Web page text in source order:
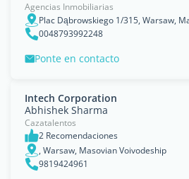
Agencias Inmobiliarias
Plac Dąbrowskiego 1/315, Warsaw,
0048793992248
Ponte en contacto
Intech Corporation
Abhishek Sharma
Cazatalentos
2 Recomendaciones
, Warsaw, Masovian Voivodeship
9819424961